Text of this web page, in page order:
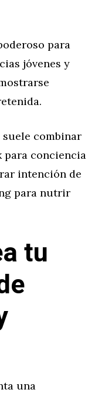
para
jóvenes y
combinar
para conciencia
intención de
para nutrir
tu
una